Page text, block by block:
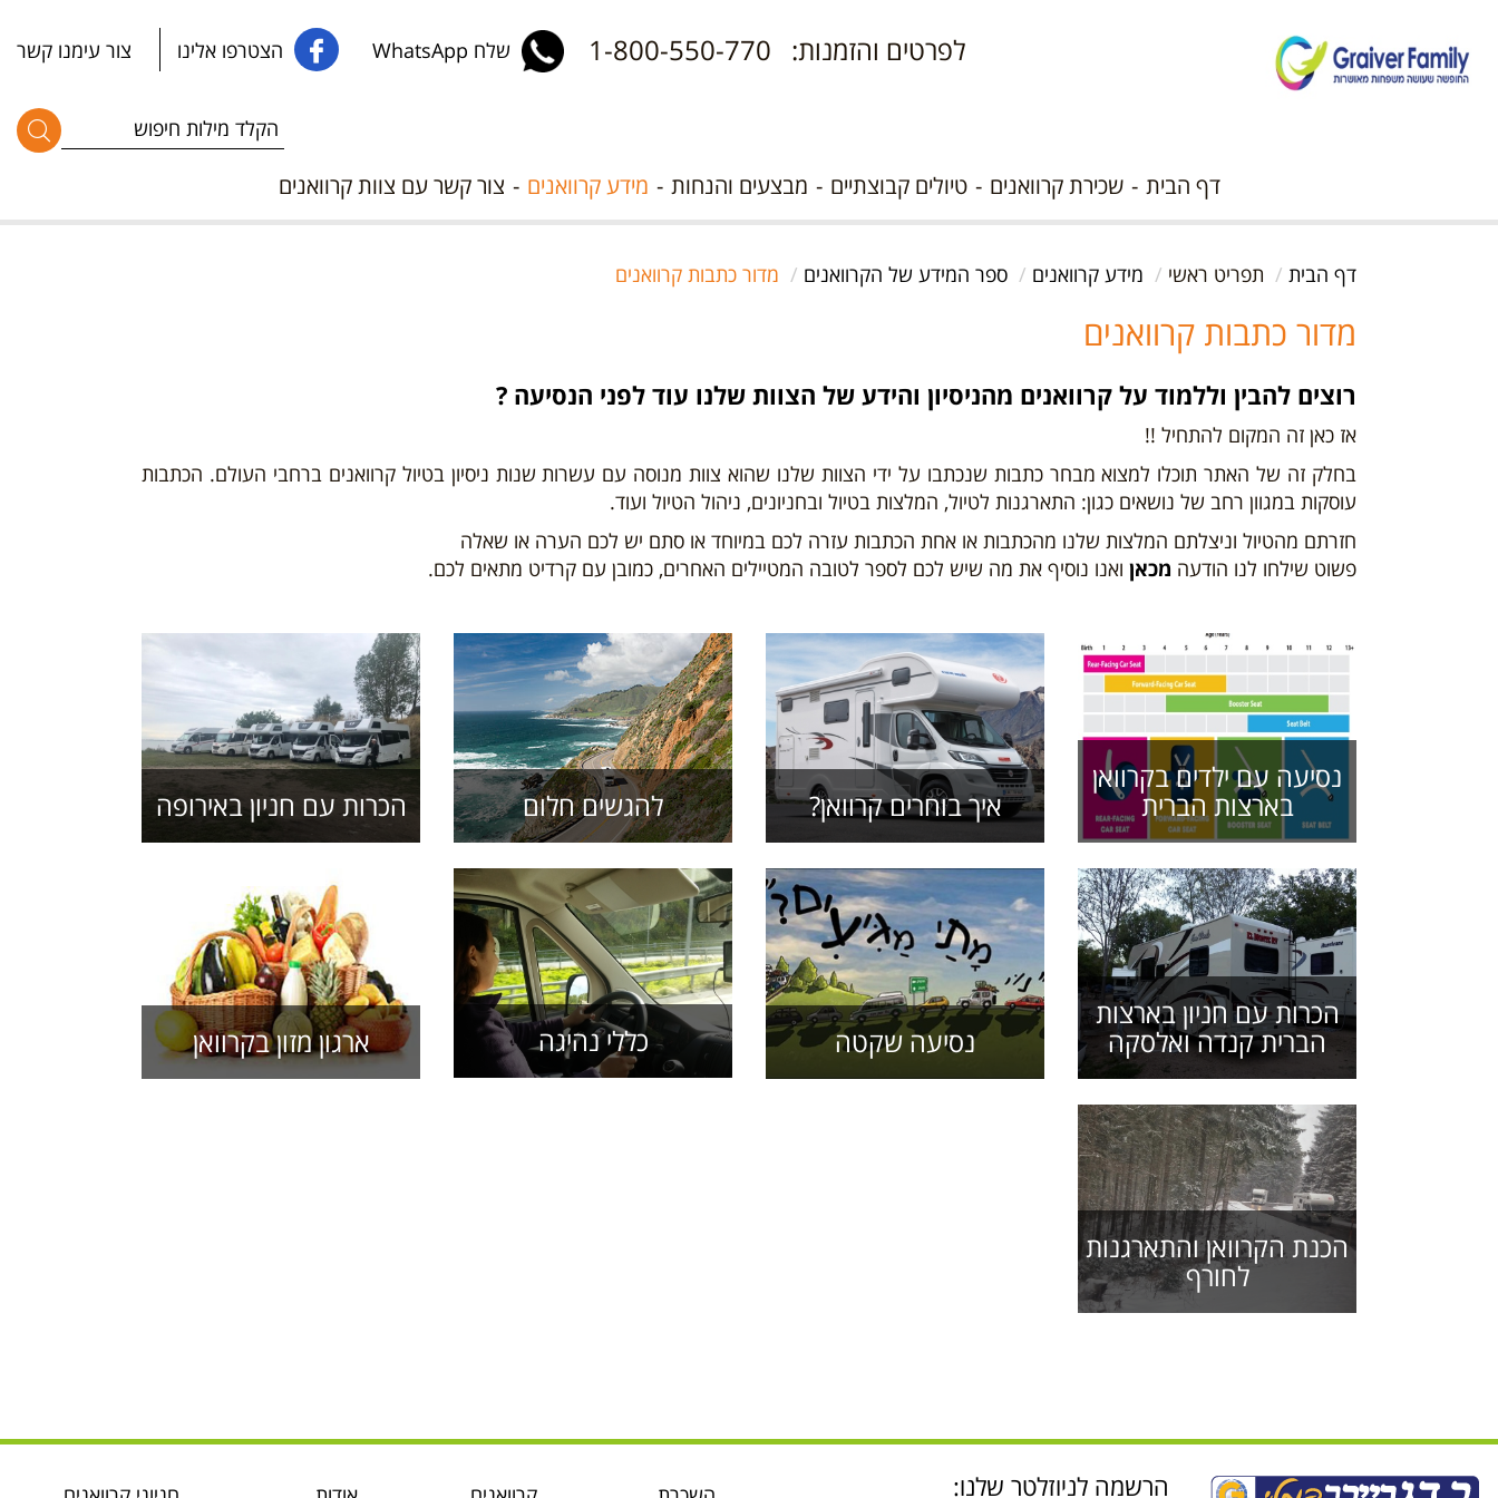
שלח WhatsApp הצטרפו אלינו צור עימנו קשר לפרטים והזמנות: 1-800-550-770
דף הבית שכירת קרוואנים טיולים קבוצתיים מבצעים והנחות מידע קרוואנים צור קשר עם צוות קרוואנים
דף הבית תפריט ראשי מידע קרוואנים ספר המידע של הקרוואנים מדור כתבות קרוואנים
מדור כתבות קרוואנים
רוצים להבין וללמוד על קרוואנים מהניסיון והידע של הצוות שלנו עוד לפני הנסיעה ?
אז כאן זה המקום להתחיל !!
בחלק זה של האתר תוכלו למצוא מבחר כתבות שנכתבו על ידי הצוות שלנו שהוא צוות מנוסה עם עשרות שנות ניסיון בטיול קרוואנים ברחבי העולם. הכתבות
עוסקות במגוון רחב של נושאים כגון: התארגנות לטיול, המלצות בטיול ובחניונים, ניהול הטיול ועוד.
חזרתם מהטיול וניצלתם המלצות שלנו מהכתבות או אחת הכתבות עזרה לכם במיוחד או סתם יש לכם הערה או שאלה
פשוט שילחו לנו הודעה מכאן ואנו נוסיף את מה שיש לכם לספר לטובה המטיילים האחרים, כמובן עם קרדיט מתאים לכם.
נסיעה עם ילדים בקרוואן
בארצות הברית איך בוחרים קרוואן? להגשים חלום הכרות עם חניון באירופה
הכרות עם חניון בארצות
הברית קנדה ואלסקה נסיעה שקטה כללי נהיגה ארגון מזון בקרוואן
הכנת הקרוואן והתארגנות
לחורף
הרשמה לניוזלטר שלנו: